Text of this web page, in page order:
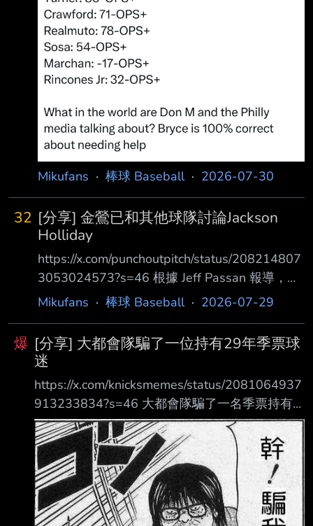
389916?s=46 「我感覺Bryce確實正在思考這
件事。 但老實說，我不太覺得其他人也在想這
件事。」 Matting
Mikufans · 棒球 Baseball· 2026-07-30
32 [分享] 金鶯已和其他球隊討論Jackson
Holliday
https://x.com/punchoutpitch/status/208214807
3053024573?s=46 根據 Jeff Passan 報導，金
鶯隊已與其他球隊針對以下球員展開交易談判討
Cowser Jackson Holliday每年都有進步還年輕但
進階數據很醜防守也不怎麼樣 Adley Rutschman
今年的打擊有回到之前比去年好很多 Colton
Cowser打擊爛兩年了不過守備還很好 --
Mikufans · 棒球 Baseball· 2026-07-29
爆 [分享] 大都會隊騙了一位持有29年季票球
迷
https://x.com/knicksmemes/status/2081064937
913233834?s=46 大都會隊騙了一名季票持有
人，讓他把自己的座位讓給Emma Stone.。 昨
晚，Emma 坐在我朋友的大都會季票座位上，那
個位置是在右外野第一排。 上週，大都會隊打電
話給他，說要幫他升級座位，理由是「這個球季
很難熬，而且他已經當 了很久的季票持有人（29
年）」。 結果後來才發現，他們其實是需要那些